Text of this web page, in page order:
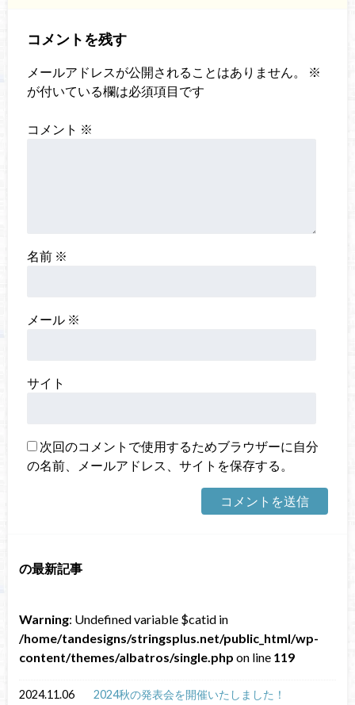
コメントを残す
メールアドレスが公開されることはありません。
※
が付いている欄は必須項目です
コメント ※
名前 ※
メール ※
サイト
次回のコメントで使用するためブラウザーに自分
の名前、メールアドレス、サイトを保存する。
の最新記事
Warning: Undefined variable $catid in
/home/tandesigns/stringsplus.net/public_html/wp-
content/themes/albatros/single.php on line 119
2024.11.06 2024秋の発表会を開催いたしました！